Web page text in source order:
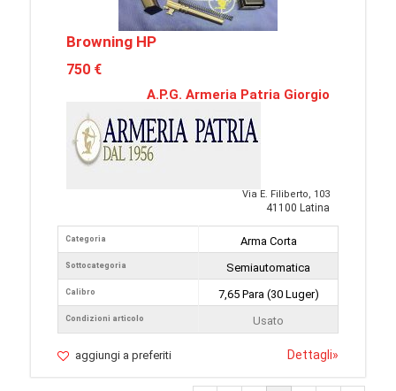
Browning HP
750 €
A.P.G. Armeria Patria Giorgio
Via E. Filiberto, 103
41100 Latina
Categoria
Sottocategoria
Calibro
Condizioni articolo
Arma Corta
Semiautomatica
7,65 Para (30 Luger)
Usato
aggiungi a preferiti Dettagli»